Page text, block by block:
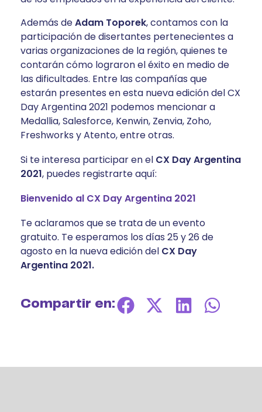
Además deAdam Toporek, contamos con la
participación de disertantes pertenecientes a
varias organizaciones de la región, quienes te
contarán cómo lograron el éxito en medio de
las dificultades. Entre las compañías que
estarán presentes en esta nueva edición del CX
Day Argentina 2021 podemos mencionar a
Medallia, Salesforce, Kenwin, Zenvia, Zoho,
Freshworks y Atento, entre otras.
Si te interesa participar en el CX Day Argentina
2021, puedes registrarte aquí:
Bienvenido al CX Day Argentina 2021
Te aclaramos que se trata de un evento
gratuito. Te esperamos los días 25 y 26 de
agosto en la nueva edición del CX Day
Argentina 2021.
Compartir en: